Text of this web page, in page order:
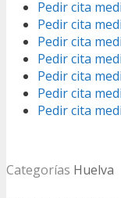
Pedir cita
Pedir cita
Pedir cita
Pedir cita
Pedir cita
Pedir cita
Pedir cita
Categorías Huelva